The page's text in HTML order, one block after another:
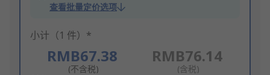
查看批量定价选项
小计（1 件）*
RMB67.38
(不含税)
RMB76.14
(含税)